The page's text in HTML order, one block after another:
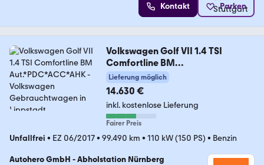
Kontakt Parken
Volkswagen Golf VII 1.4 TSI
Comfortline BM
Aut.*PDC*ACC*AHK
Lieferung möglich
14.630 €
inkl. kostenlose Lieferung
Fairer Preis
Unfallfrei • EZ 06/2017• 99.490 km • 110 kW (150 PS) • Benzin
Autohero GmbH - Abholstation Nürnberg